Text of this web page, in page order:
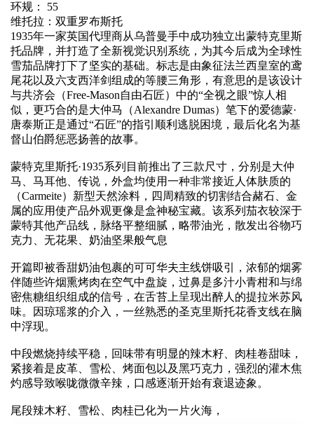
环规： 55
维托拉：双重罗布斯托
1935年一家英国代理商从乌普曼手中成功独立出蒙特克里斯
托品牌，并打造了全新视觉识别系统，为其今后成为全球性
雪茄品牌打下了坚实的基础。标志是由象征法兰西皇室的鸢
尾花以及六支西洋剑组成的等腰三角形，有意思的是该设计
与共济会（Free-Mason自由石匠）中的“全视之眼”惊人相
似，更巧合的是大仲马（Alexandre Dumas）笔下的爱德蒙·
唐泰斯正是通过“石匠”的指引顺利逃脱困境，最后化名为基
督山伯爵惩恶扬善的故事。
蒙特克里斯托·1935系列目前推出了三款尺寸，分别是大仲
马、马耳他、传说，外盒均使用一种非常接近人体肤质的
（Carmeite）新型天然涂料，四周精致的切割结合赭石、金
属的应用使产品外观更像是盒神秘宝藏。该系列茄衣较深于
蒙特其他产品线，脉络平整细腻，略带油光，散发出谷物巧
克力、无花果、奶油坚果般气息
开篇即被香甜奶油包裹的可可华夫主线饼吸引，浓郁的烟雾
伴随些许烟熏烤肉在空气中盘旋，过鼻是多汁小青柑和与绵
密焦糖组织组成的信号，在舌苔上呈现出醉人的提拉米苏风
味。因琼瑶浆的介入，一丝熟悉的圣克里斯托花香支线在脑
中浮现。
中段燃烧持续平稳，回味带有明显的辣木籽、肉桂卷甜味，
紧接着是皮革、雪松、烤面包以及黑巧克力，强烈的灌木焦
灼感导致喉咙微微辛辣，口感逐渐开始有衰退迹象。
尾段辣木籽、雪松、肉桂已化为一片火海，